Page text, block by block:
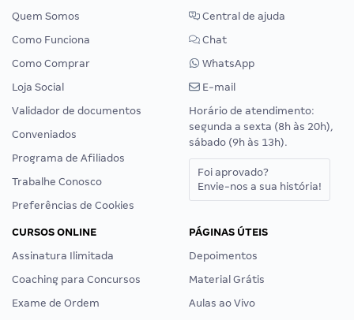
Quem Somos
Como Funciona
Como Comprar
Loja Social
Validador de documentos
Conveniados
Programa de Afiliados
Trabalhe Conosco
Preferências de Cookies
Central de ajuda
Chat
WhatsApp
E-mail
Horário de atendimento:
segunda a sexta (8h às 20h),
sábado (9h às 13h).
Foi aprovado?
Envie-nos a sua história!
CURSOS ONLINE
Assinatura Ilimitada
Coaching para Concursos
Exame de Ordem
PÁGINAS ÚTEIS
Depoimentos
Material Grátis
Aulas ao Vivo